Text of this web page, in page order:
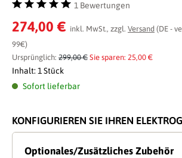
Durchschnittliche Bewertung von 5 von 5
1 Bewertungen
274,00 € inkl. MwSt., zzgl. Versand (DE -
99€)
Ursprünglich: 299,00 € Sie sparen: 25,00 €
Inhalt: 1 Stück
Sofort lieferbar
KONFIGURIEREN SIE IHREN
Optionales/Zusätzliches Zubehör